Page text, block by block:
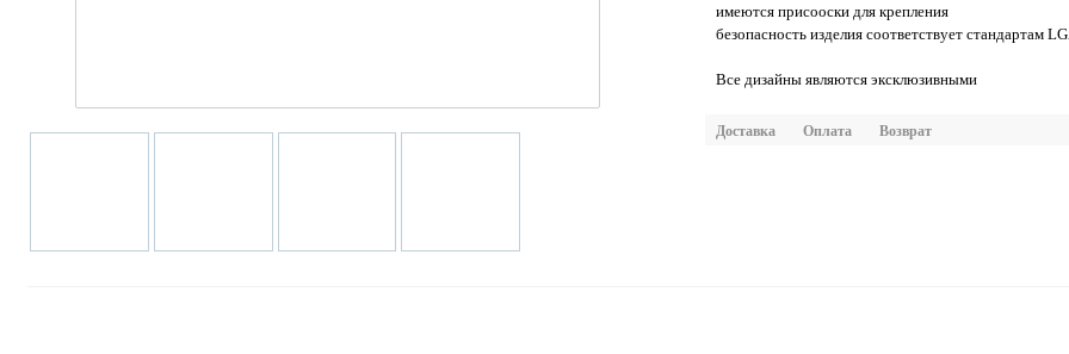
имеются присооски для крепления
безопасность изделия соответствует стандартам
Все дизайны являются эксклюзивными
Доставка Оплата Возврат